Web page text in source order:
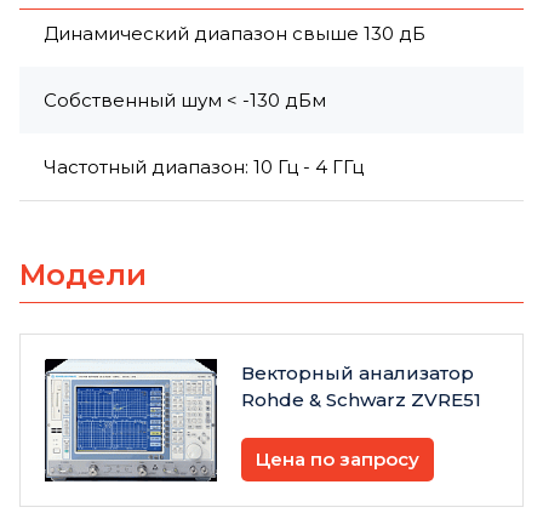
Динамический диапазон свыше 130 дБ
Собственный шум < -130 дБм
Частотный диапазон: 10 Гц - 4 ГГц
Модели
Векторный анализатор
Rohde & Schwarz ZVRE51
Цена по запросу